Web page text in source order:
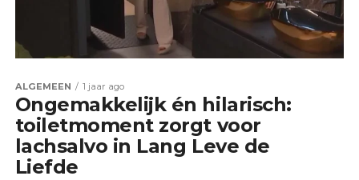
ALGEMEEN 1 jaar ago
Ongemakkelijk én hilarisch:
toiletmoment zorgt voor
lachsalvo in Lang Leve de
Liefde